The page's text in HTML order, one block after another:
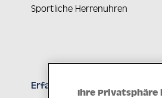
Sportliche Herrenuhren
Erfahren Sie Neuheiten als
Ihre